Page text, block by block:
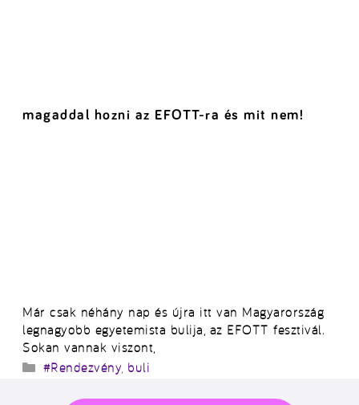
magaddal hozni az EFOTT-ra és mit nem!
Már csak néhány nap és újra itt van Magyarország
legnagyobb egyetemista bulija, az EFOTT fesztivál.
Sokan vannak viszont,
Kategória
#Rendezvény, buli